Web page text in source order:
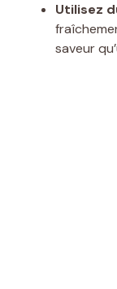
Utilisez
saveur